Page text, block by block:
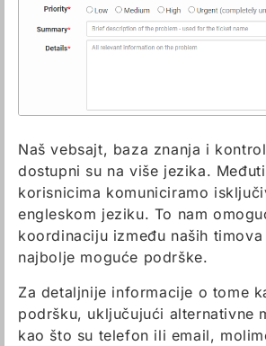
Naš vebsajt, baza znanja i
dostupni su na više jezika.
korisnicima komuniciramo
engleskom jeziku. To nam
koordinaciju između naših
najbolje moguće podrške.
Za detaljnije informacije o tome
podršku, uključujući alternativne
kao što su telefon ili email,